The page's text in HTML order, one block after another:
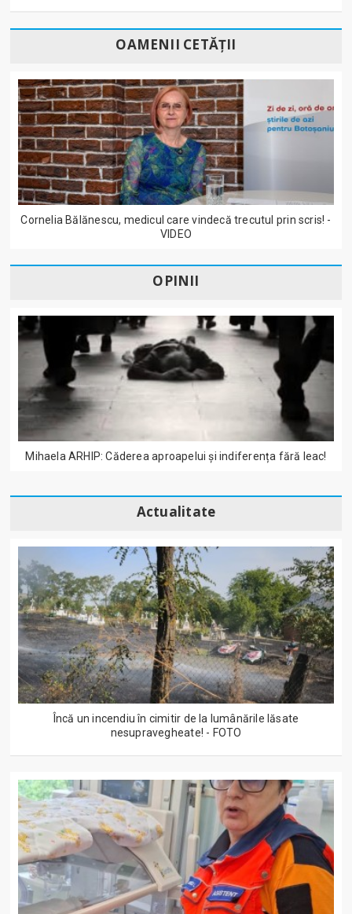
OAMENII CETĂȚII
Cornelia Bălănescu, medicul care vindecă trecutul prin scris! -
VIDEO
OPINII
Mihaela ARHIP: Căderea aproapelui și indiferența fără leac!
Actualitate
Încă un incendiu în cimitir de la lumânările lăsate
nesupravegheate! - FOTO